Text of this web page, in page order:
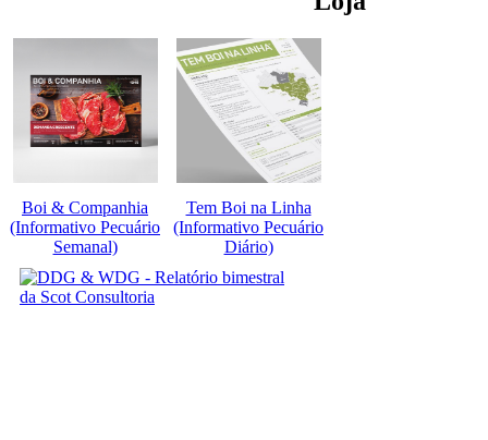
Boi & Companhia
(Informativo Pecuário
Semanal)
Tem Boi na Linha
(Informativo Pecuário
Diário)